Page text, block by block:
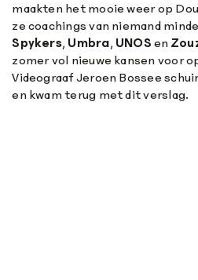
maakten het mooie weer op
ze coachings van niemand
Spykers, Umbra, UNOS en
zomer vol nieuwe kansen voor
Videograaf Jeroen Bossee
en kwam terug met dit verslag.